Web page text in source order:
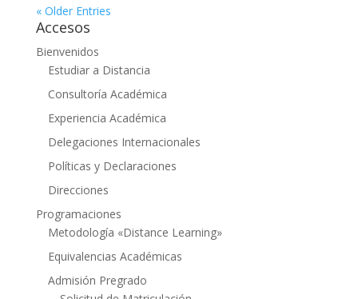
« Older Entries
Accesos
Bienvenidos
Estudiar a Distancia
Consultoría Académica
Experiencia Académica
Delegaciones Internacionales
Políticas y Declaraciones
Direcciones
Programaciones
Metodología «Distance Learning»
Equivalencias Académicas
Admisión Pregrado